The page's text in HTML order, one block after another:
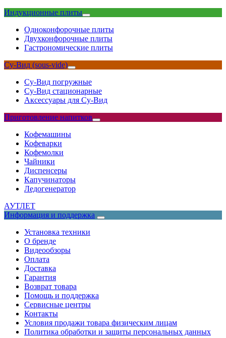
Индукционные плиты
Одноконфорочные плиты
Двухконфорочные плиты
Гастрономические плиты
Су-Вид (sous-vide)
Су-Вид погружные
Су-Вид стационарные
Аксессуары для Су-Вид
Приготовление напитков
Кофемашины
Кофеварки
Кофемолки
Чайники
Диспенсеры
Капучинаторы
Ледогенератор
АУТЛЕТ
Информация и поддержка
Установка техники
О бренде
Видеообзоры
Оплата
Доставка
Гарантия
Возврат товара
Помощь и поддержка
Сервисные центры
Контакты
Условия продажи товара физическим лицам
Политика обработки и защиты персональных данных